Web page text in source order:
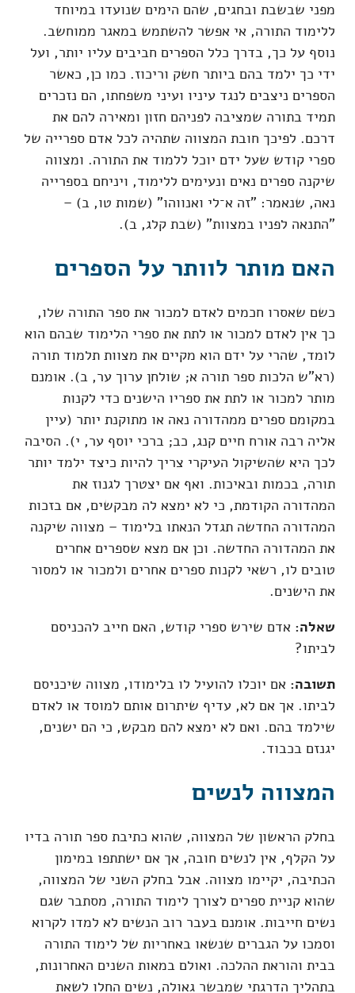
מפני שבשבת ובחגים, שהם הימים שנועדו במיוחד
ללימוד התורה, אי אפשר להשתמש במאגר ממוחשב.
נוסף על כך, בדרך כלל הספרים חביבים עליו יותר, ועל
ידי כך ילמד בהם ביותר חשק וריכוז. כמו כן, כאשר
הספרים ניצבים לנגד עיניו ועיני משפחתו, הם נזכרים
תמיד בתורה שמציבה לפניהם חזון ומאירה להם את
דרכם. לפיכך חובת המצווה שתהיה לכל אדם ספרייה של
ספרי קודש שעל ידם יוכל ללמוד את התורה. ומצווה
שיקנה ספרים נאים ונעימים ללימוד, ויניחם בספרייה
נאה, שנאמר: "זה א־לי ואנווהו" (שמות טו, ב) –
"התנאה לפניו במצוות" (שבת קלג, ב).
האם מותר לוותר על הספרים
כשם שאסרו חכמים לאדם למכור את ספר התורה שלו,
כך אין לאדם למכור או לתת את ספרי הלימוד שבהם הוא
לומד, שהרי על ידם הוא מקיים את מצוות תלמוד תורה
(רא"ש הלכות ספר תורה א; שולחן ערוך ער, ב). אומנם
מותר למכור או לתת את ספריו הישנים כדי לקנות
במקומם ספרים ממהדורה נאה או מתוקנת יותר (עיין
אליה רבה אורח חיים קנג, כב; ברכי יוסף ער, י). הסיבה
לכך היא שהשיקול העיקרי צריך להיות כיצד ילמד יותר
תורה, בכמות ובאיכות. ואף אם יצטרך לגנוז את
המהדורה הקודמת, כי לא ימצא לה מבקשים, אם בזכות
המהדורה החדשה תגדל הנאתו בלימוד – מצווה שיקנה
את המהדורה החדשה. וכן אם מצא שספרים אחרים
טובים לו, רשאי לקנות ספרים אחרים ולמכור או למסור
את הישנים.
שאלה: אדם שירש ספרי קודש, האם חייב להכניסם
לביתו?
תשובה: אם יוכלו להועיל לו בלימודו, מצווה שיכניסם
לביתו. אך אם לא, עדיף שיתרום אותם למוסד או לאדם
שילמד בהם. ואם לא ימצא להם מבקש, כי הם ישנים,
יגנזם בכבוד.
המצווה לנשים
בחלק הראשון של המצווה, שהוא כתיבת ספר תורה בדיו
על הקלף, אין לנשים חובה, אך אם ישתתפו במימון
הכתיבה, יקיימו מצווה. אבל בחלק השני של המצווה,
שהוא קניית ספרים לצורך לימוד התורה, מסתבר שגם
נשים חייבות. אומנם בעבר רוב הנשים לא למדו לקרוא
וסמכו על הגברים שנשאו באחריות של לימוד התורה
בבית והוראת ההלכה. ואולם במאות השנים האחרונות,
בתהליך הדרגתי שמבשר גאולה, נשים החלו לשאת